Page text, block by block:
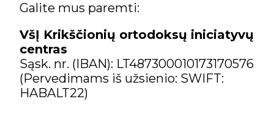
Galite mus paremti:
VšĮ Krikščionių ortodoksų iniciatyvų
centras
Sąsk. nr. (IBAN): LT487300010173170576
(Pervedimams iš užsienio: SWIFT:
HABALT22)